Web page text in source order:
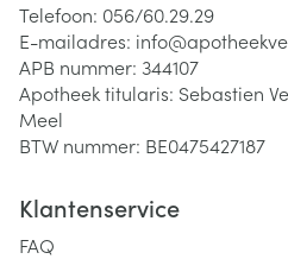
Telefoon: 056/60.29.29
E-mailadres: info@
APB nummer: 344107
Apotheek titularis: Sebastien
Meel
BTW nummer: BE0475427187
Klantenservice
FAQ